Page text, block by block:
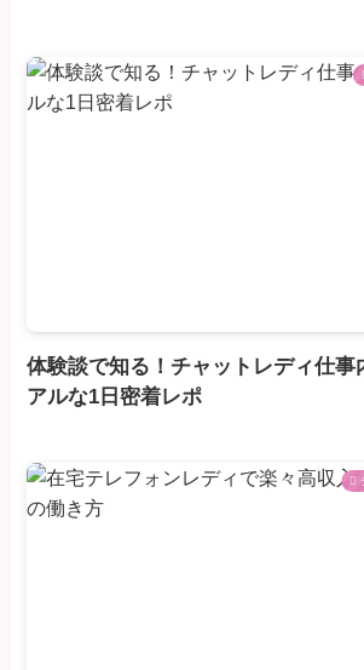
体験談で知る！チャットレディ仕事
アルな1日密着レポ